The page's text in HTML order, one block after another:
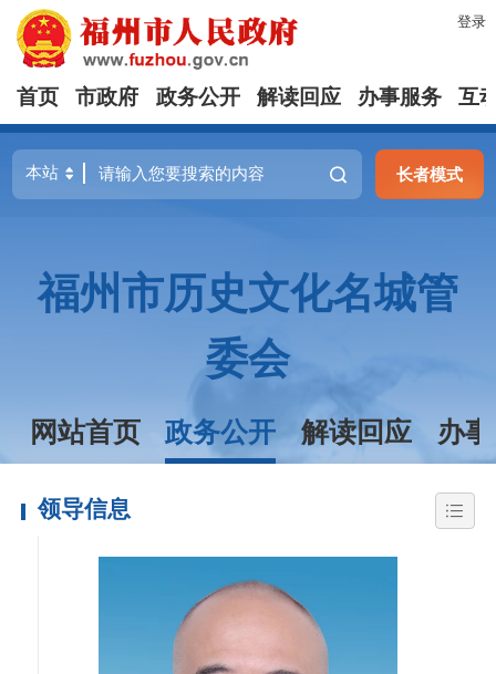
登录
首页 市政府 政务公开 解读回应 办事服务 互
长者模式
福州市历史文化名城管
委会
网站首页 政务公开 解读回应 办
领导信息